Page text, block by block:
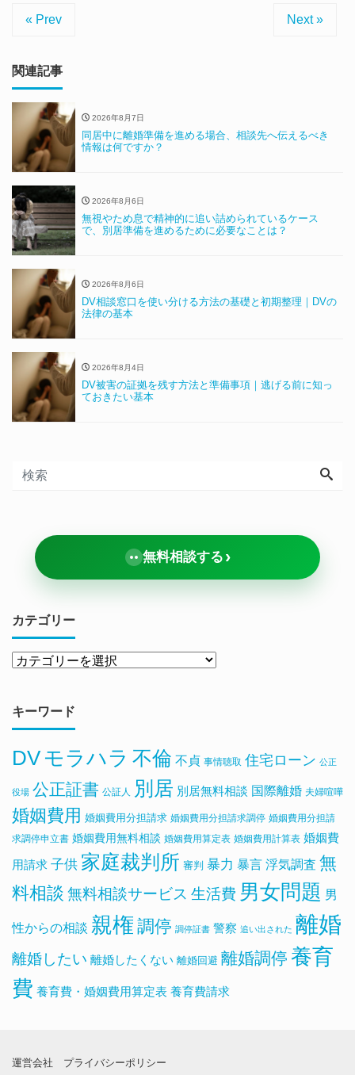
« Prev Next »
関連記事
2026年8月7日
同居中に離婚準備を進める場合、相談先へ伝えるべき
情報は何ですか？
2026年8月6日
無視やため息で精神的に追い詰められているケース
で、別居準備を進めるために必要なことは？
2026年8月6日
DV相談窓口を使い分ける方法の基礎と初期整理｜DVの
法律の基本
2026年8月4日
DV被害の証拠を残す方法と準備事項｜逃げる前に知っ
ておきたい基本
無料相談する ›
カテゴリー
キーワード
DV モラハラ 不倫 不貞 事情聴取 住宅ローン 公正
役場 公正証書 公証人 別居 別居無料相談 国際離婚 夫婦喧嘩
婚姻費用 婚姻費用分担請求 婚姻費用分担請求調停 婚姻費用分担請
求調停申立書 婚姻費用無料相談 婚姻費用算定表 婚姻費用計算表 婚姻費
用請求 子供 家庭裁判所 審判 暴力 暴言 浮気調査 無
料相談 無料相談サービス 生活費 男女問題 男
性からの相談 親権 調停 調停証書 警察 追い出された 離婚
離婚したい 離婚したくない 離婚回避 離婚調停 養育
費 養育費・婚姻費用算定表 養育費請求
運営会社 プライバシーポリシー